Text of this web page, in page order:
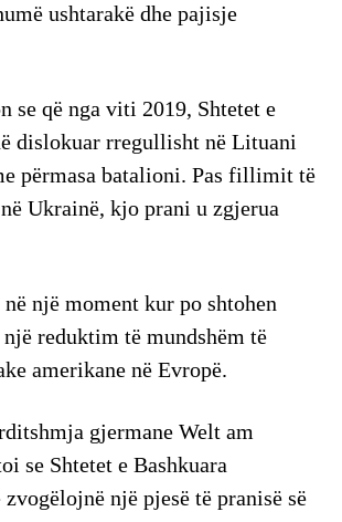
ushtarakë dhe pajisje
se që nga viti 2019, Shtetet e
dislokuar rregullisht në Lituani
përmasa batalioni. Pas fillimit të
Ukrainë, kjo prani u zgjerua
një moment kur po shtohen
reduktim të mundshëm të
amerikane në Evropë.
gjermane Welt am
se Shtetet e Bashkuara
një pjesë të pranisë së